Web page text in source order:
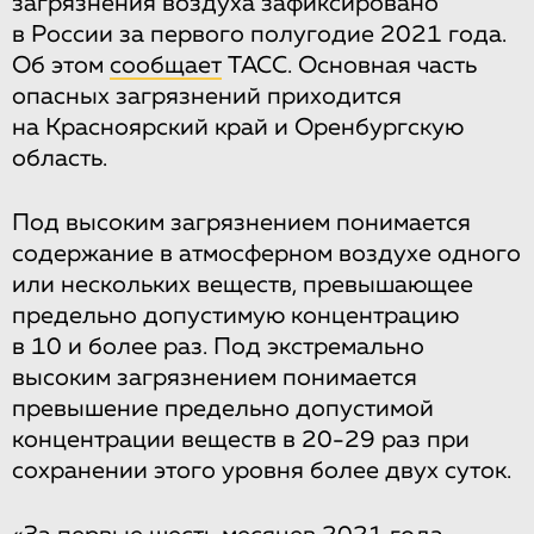
в России за первого полугодие 2021 года.
Об этом сообщает ТАСС. Основная часть
опасных загрязнений приходится
на Красноярский край и Оренбургскую
область.
Под высоким загрязнением понимается
содержание в атмосферном воздухе одного
или нескольких веществ, превышающее
предельно допустимую концентрацию
в 10 и более раз. Под экстремально
высоким загрязнением понимается
превышение предельно допустимой
концентрации веществ в 20-29 раз при
сохранении этого уровня более двух суток.